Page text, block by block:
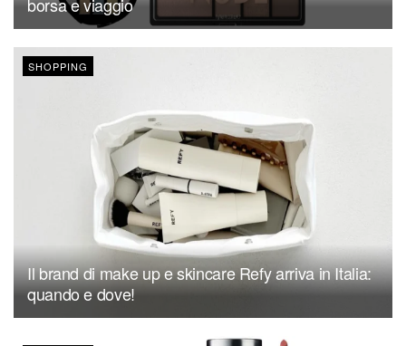
SHOPPING
Il brand di make up e skincare Refy arriva in Italia:
quando e dove!